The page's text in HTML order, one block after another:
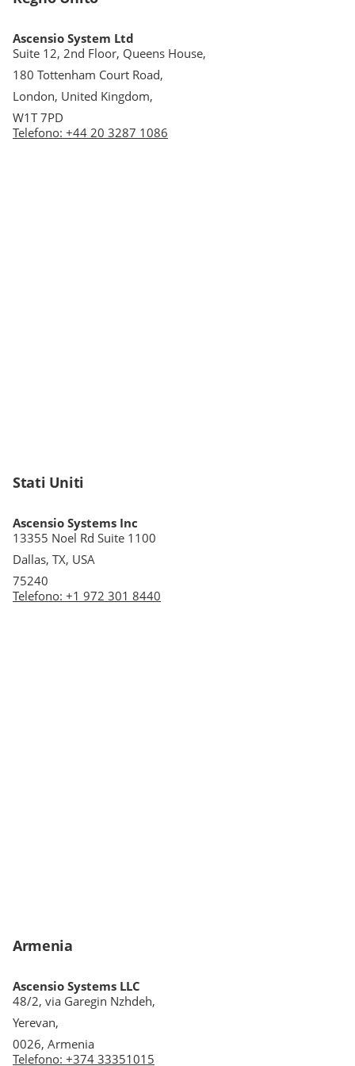
Ascensio System Ltd
Suite 12, 2nd Floor, Queens House,
180 Tottenham Court Road,
London, United Kingdom,
W1T 7PD
Telefono: +44 20 3287 1086
Stati Uniti
Ascensio Systems Inc
13355 Noel Rd Suite 1100
Dallas, TX, USA
75240
Telefono: +1 972 301 8440
Armenia
Ascensio Systems LLC
48/2, via Garegin Nzhdeh,
Yerevan,
0026, Armenia
Telefono: +374 33351015